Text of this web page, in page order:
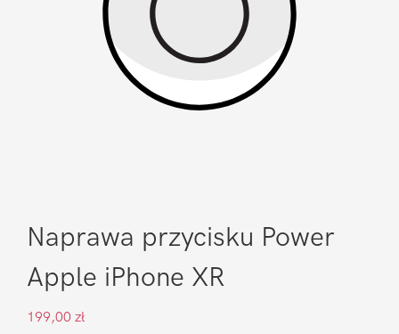
Naprawa przycisku Power
Apple iPhone XR
199,00 zł